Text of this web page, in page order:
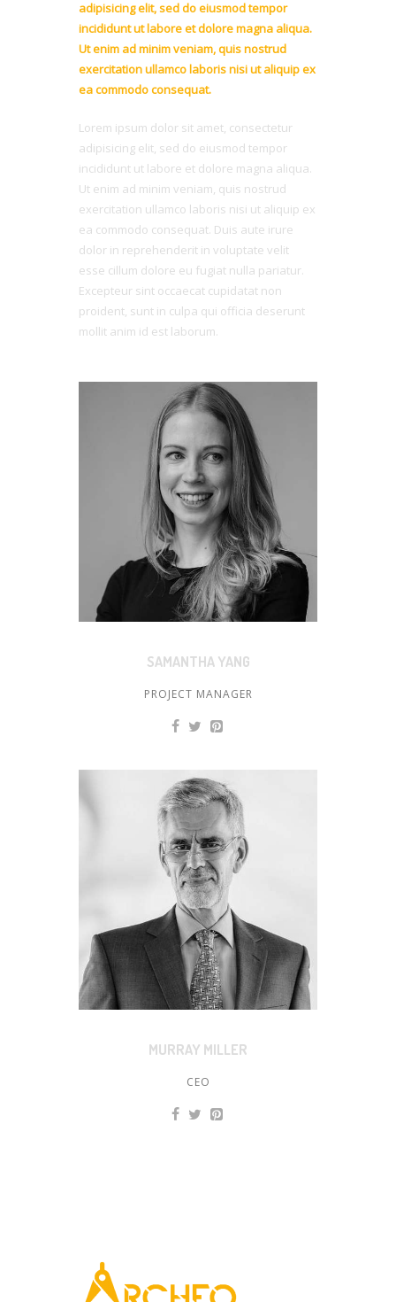
adipisicing elit, sed do eiusmod tempor
incididunt ut labore et dolore magna aliqua.
Ut enim ad minim veniam, quis nostrud
exercitation ullamco laboris nisi ut aliquip ex
ea commodo consequat.
Lorem ipsum dolor sit amet, consectetur
adipisicing elit, sed do eiusmod tempor
incididunt ut labore et dolore magna aliqua.
Ut enim ad minim veniam, quis nostrud
exercitation ullamco laboris nisi ut aliquip ex
ea commodo consequat. Duis aute irure
dolor in reprehenderit in voluptate velit
esse cillum dolore eu fugiat nulla pariatur.
Excepteur sint occaecat cupidatat non
proident, sunt in culpa qui officia deserunt
mollit anim id est laborum.
SAMANTHA YANG
PROJECT MANAGER
MURRAY MILLER
CEO